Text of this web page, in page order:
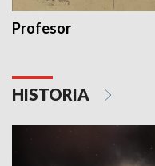
Profesor
HISTORIA